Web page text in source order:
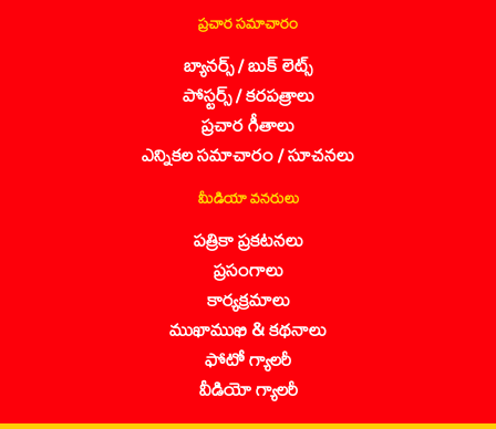
ప్రచార సమాచారం
బ్యానర్స్ / బుక్ లెట్స్
పోస్టర్స్ / కరపత్రాలు
ప్రచార గీతాలు
ఎన్నికల సమాచారం / సూచనలు
మీడియా వనరులు
పత్రికా ప్రకటనలు
ప్రసంగాలు
కార్యక్రమాలు
ముఖాముఖి & కథనాలు
ఫోటో గ్యాలరీ
వీడియో గ్యాలరీ